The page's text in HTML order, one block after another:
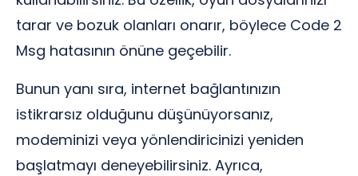
tarar ve bozuk olanları onarır, böylece Code 2
Msg hatasının önüne geçebilir.
Bunun yanı sıra, internet bağlantınızın
istikrarsız olduğunu düşünüyorsanız,
modeminizi veya yönlendiricinizi yeniden
başlatmayı deneyebilirsiniz. Ayrıca,